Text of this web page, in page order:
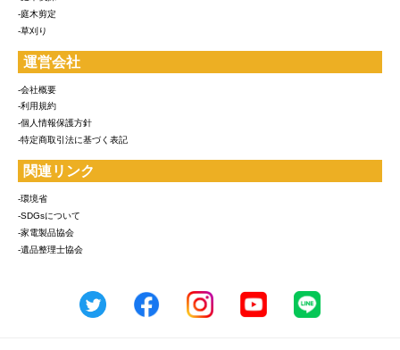
-庭木剪定
-草刈り
運営会社
-会社概要
-利用規約
-個人情報保護方針
-特定商取引法に基づく表記
関連リンク
-環境省
-SDGsについて
-家電製品協会
-遺品整理士協会